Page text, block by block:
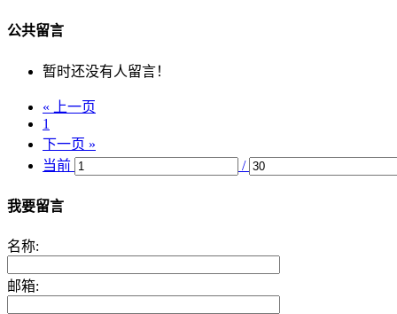
公共留言
暂时还没有人留言！
« 上一页
1
下一页 »
当前
/
我要留言
名称:
邮箱: